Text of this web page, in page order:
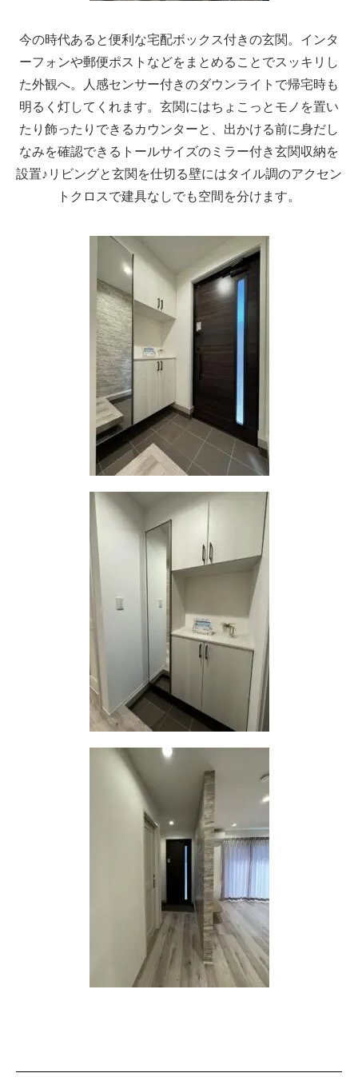
今の時代あると便利な宅配ボックス付きの玄関。インタ
ーフォンや郵便ポストなどをまとめることでスッキリし
た外観へ。人感センサー付きのダウンライトで帰宅時も
明るく灯してくれます。玄関にはちょこっとモノを置い
たり飾ったりできるカウンターと、出かける前に身だし
なみを確認できるトールサイズのミラー付き玄関収納を
設置♪リビングと玄関を仕切る壁にはタイル調のアクセン
トクロスで建具なしでも空間を分けます。